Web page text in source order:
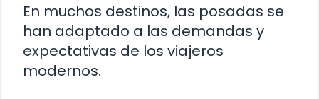
En muchos destinos, las posadas se
han adaptado a las demandas y
expectativas de los viajeros
modernos.